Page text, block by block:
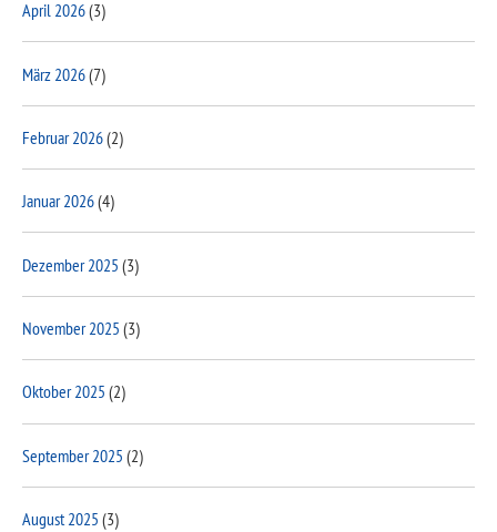
April 2026(3)
März 2026(7)
Februar 2026(2)
Januar 2026(4)
Dezember 2025 (3)
November 2025 (3)
Oktober 2025 (2)
September 2025 (2)
August 2025 (3)